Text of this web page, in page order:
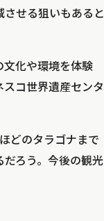
せる狙いもあると
文化や環境を体験
コ世界遺産センタ
どのタラゴナまで
ろう。今後の観光